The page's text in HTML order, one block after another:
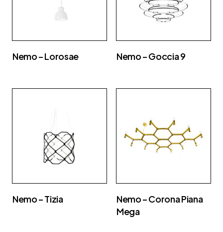
Nemo – Lorosae Nemo – Goccia 9
Nemo – Tizia
Nemo – Corona Piana
Mega